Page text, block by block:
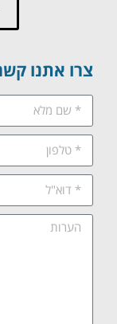
צרו אתנו